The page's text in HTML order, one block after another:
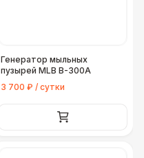
Генератор мыльных
пузырей MLB B-300A
3 700 ₽ / сутки